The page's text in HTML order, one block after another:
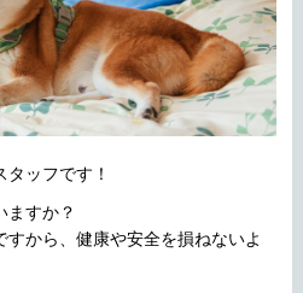
ッフです！
ますか？
から、健康や安全を損ねないよ